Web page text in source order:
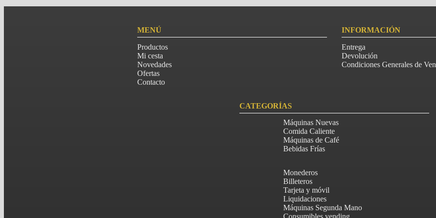
MENÚ
Productos
Mi cesta
Novedades
Ofertas
Contacto
INFORMACIÓN
Entrega
Devolución
Condiciones Generales de
CATEGORÍAS
Máquinas Nuevas
Comida Caliente
Máquinas de Café
Bebidas Frías
Monederos
Billeteros
Tarjeta y móvil
Liquidaciones
Máquinas Segunda Mano